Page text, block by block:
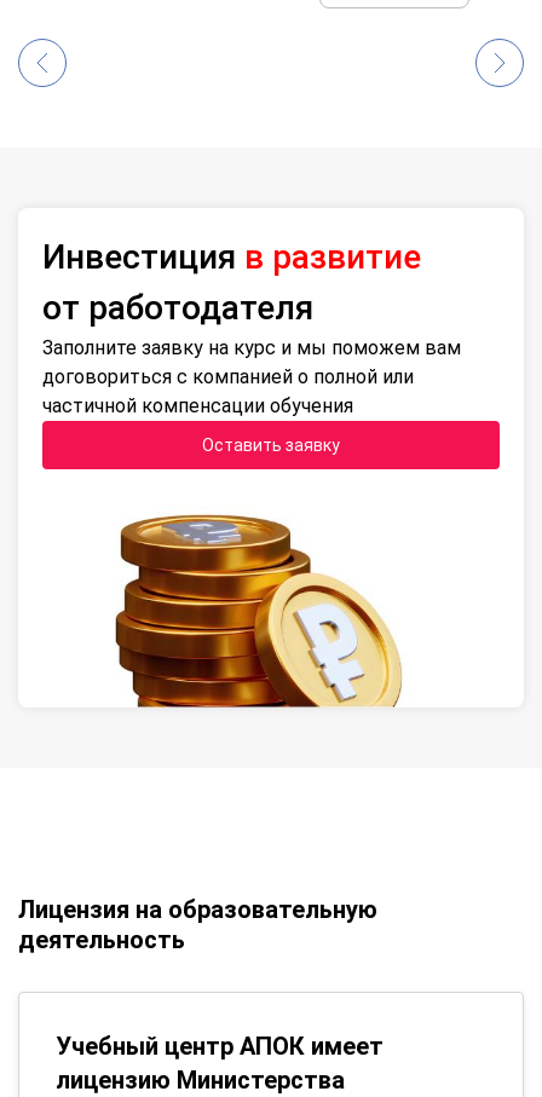
Инвестиция в развитие
от работодателя
Заполните заявку на курс и мы поможем вам
договориться с компанией о полной или
частичной компенсации обучения
Оставить заявку
Лицензия на образовательную
деятельность
Учебный центр АПОК имеет
лицензию Министерства